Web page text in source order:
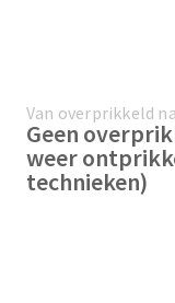
Van overprikkeld
Geen
weer
technieken)